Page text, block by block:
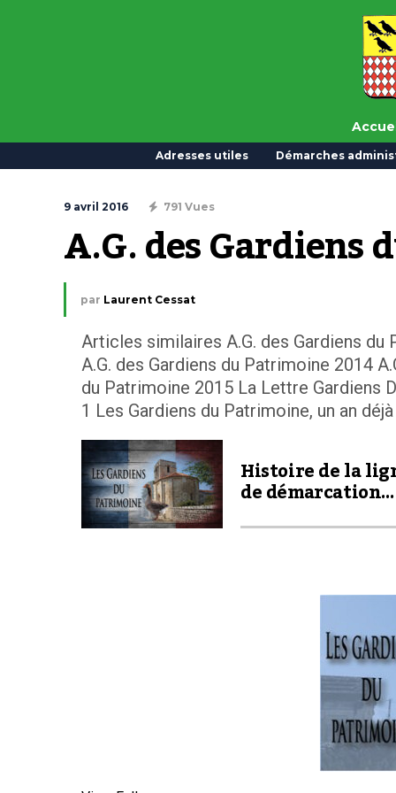
Adresses utiles Démarches
9 avril 2016 791 Vues
A.G. des Gardiens
par Laurent Cessat
Articles similaires A.G. des Gardiens du
A.G. des Gardiens du Patrimoine 2014
du Patrimoine 2015 La Lettre Gardiens
1 Les Gardiens du Patrimoine, un an
Histoire de la
de démarcation…